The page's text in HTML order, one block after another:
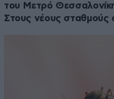
του Μετρό
Στους νέους σταθμούς